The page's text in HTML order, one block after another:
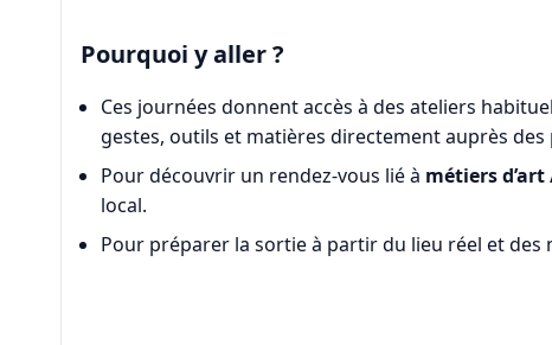
Pourquoi y aller ?
Ces journées donnent accès à des ateliers
gestes, outils et matières directement auprès
Pour découvrir un rendez-vous lié à métiers
local.
Pour préparer la sortie à partir du lieu réel et des